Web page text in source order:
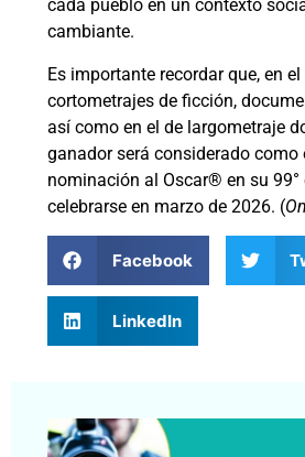
cada pueblo en un contexto
cambiante.
Es importante recordar que, en
cortometrajes de ficción,
así como en el de largometraje
ganador será considerado como
nominación al Oscar®️ en su 99°
celebrarse en marzo de 2026. (
Facebook
LinkedIn